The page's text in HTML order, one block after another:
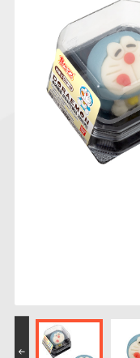
LINK TRAVELERS
仮面ライダーシリー
PROJECT R.E.D.・
スーパー戦隊シリー
チョコボックス
キャラパキ
つりグミ